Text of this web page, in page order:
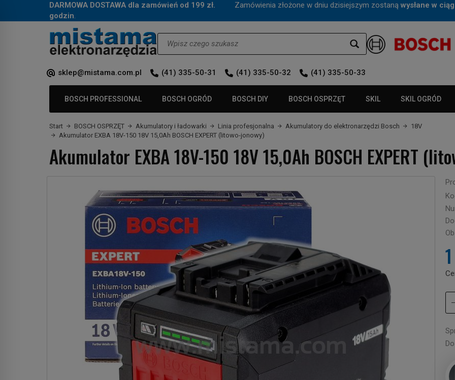
DARMOWA DOSTAWA dla zamówień od 199 zł. Zamówienia złożone w dniu dzisiejszym zostaną wysłane w
godzin.
sklep@mistama.com.pl (41) 335-50-31 (41) 335-50-32 (41) 335-50-33
BOSCH PROFESSIONAL BOSCH OGRÓD BOSCH DIY BOSCH OSPRZĘT SKIL SKIL OGRÓD
Start BOSCH OSPRZĘT Akumulatory i ładowarki Linia profesjonalna Akumulatory do elektronarzędzi Bosch
18V
Akumulator EXBA 18V-150 18V 15,0Ah BOSCH EXPERT (litowo-jonowy)
Akumulator EXBA 18V-150 18V 15,0Ah BOSCH EXPERT